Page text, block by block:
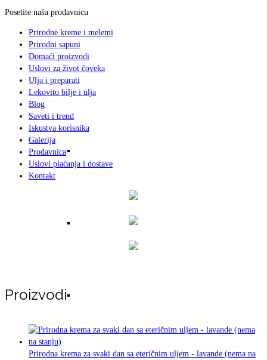
zeolitu ono što bi trebali da znate
ZEOLITI KAO SUPLEMENTI
Posetite našu prodavnicu
Prirodne kreme i melemi
Prirodni sapuni
Domaći proizvodi
Uslovi za život čoveka
Ulja i preparati
Lekovito bilje i ulja
Blog
Saveti i trend
Iskustva korisnika
Galerija
Prodavnica
Uslovi plaćanja i dostave
Kontakt
Proizvodi
Prirodna krema za svaki dan sa eteričnim uljem - lavande (nema na